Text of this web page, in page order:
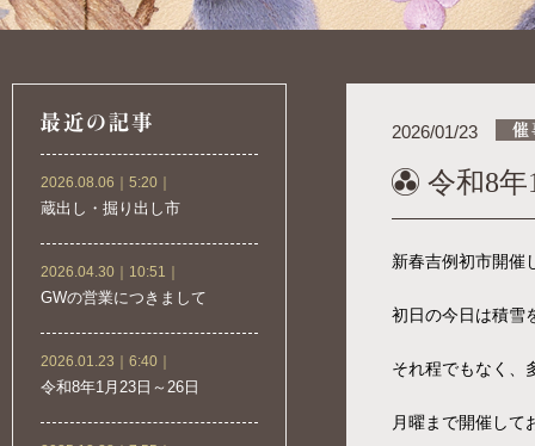
2026.08.06｜5:20｜
蔵出し・掘り出し市
2026.04.30｜10:51｜
GWの営業につきまして
2026.01.23｜6:40｜
令和8年1月23日～26日
2026/01/23
令和8年
新春吉例初市開催
初日の今日は積雪
それ程でもなく、
月曜まで開催して